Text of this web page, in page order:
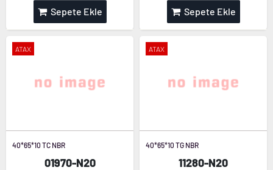
Sepete Ekle Sepete Ekle
ATAX
40*65*10 TC NBR
01970-N20
ATAX
40*65*10 TG NBR
11280-N20